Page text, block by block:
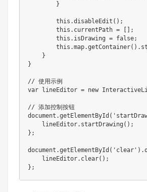
}
this .disableEdit ( ) ;
this . currentPath =
;
this . isDrawing = false;
this .map.getContainer( ) .
}
}
// 使用示例
var lineEditor = new
// 添加控制按钮
document .getElementById (
    lineEditor
. startDrawing ( ) ;
} ;
document .getElementById ( 'clear' ) .
    lineEditor
. clear( ) ;
} ;